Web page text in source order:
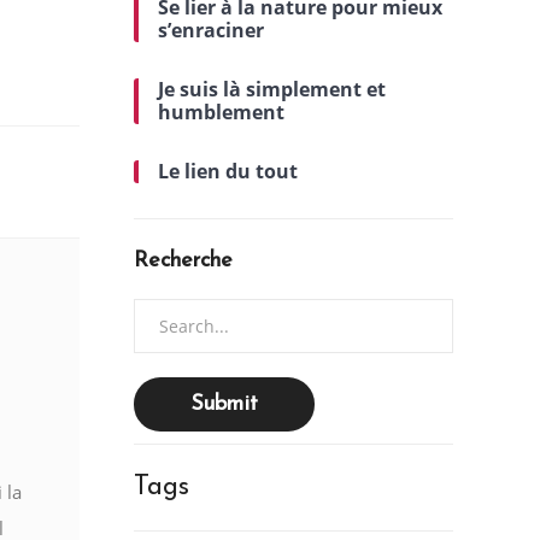
la
Se lier à la nature pour mieux
s’enraciner
Je suis là simplement et
humblement
Le lien du tout
Recherche
Tags